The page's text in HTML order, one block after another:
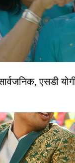
एसडी